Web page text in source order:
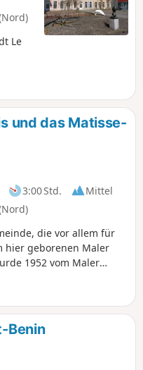
Le
und das Matisse-
3:00 Std.
Mittel
die vor allem für
hier geborenen Maler
1952 vom Maler
Benin